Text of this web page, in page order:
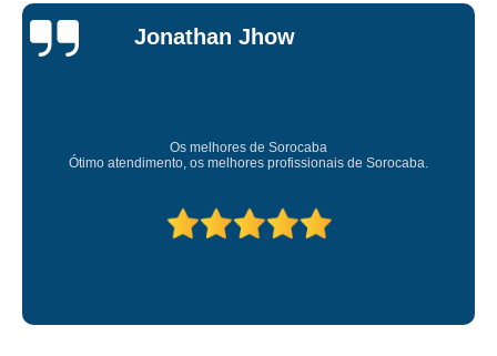
Jessica
Carvalho
Super recomendo!
Amei o atendimento. Preco super bom. Superou minhas
Deixou o meu bem super arrumadinhooo recomendo!